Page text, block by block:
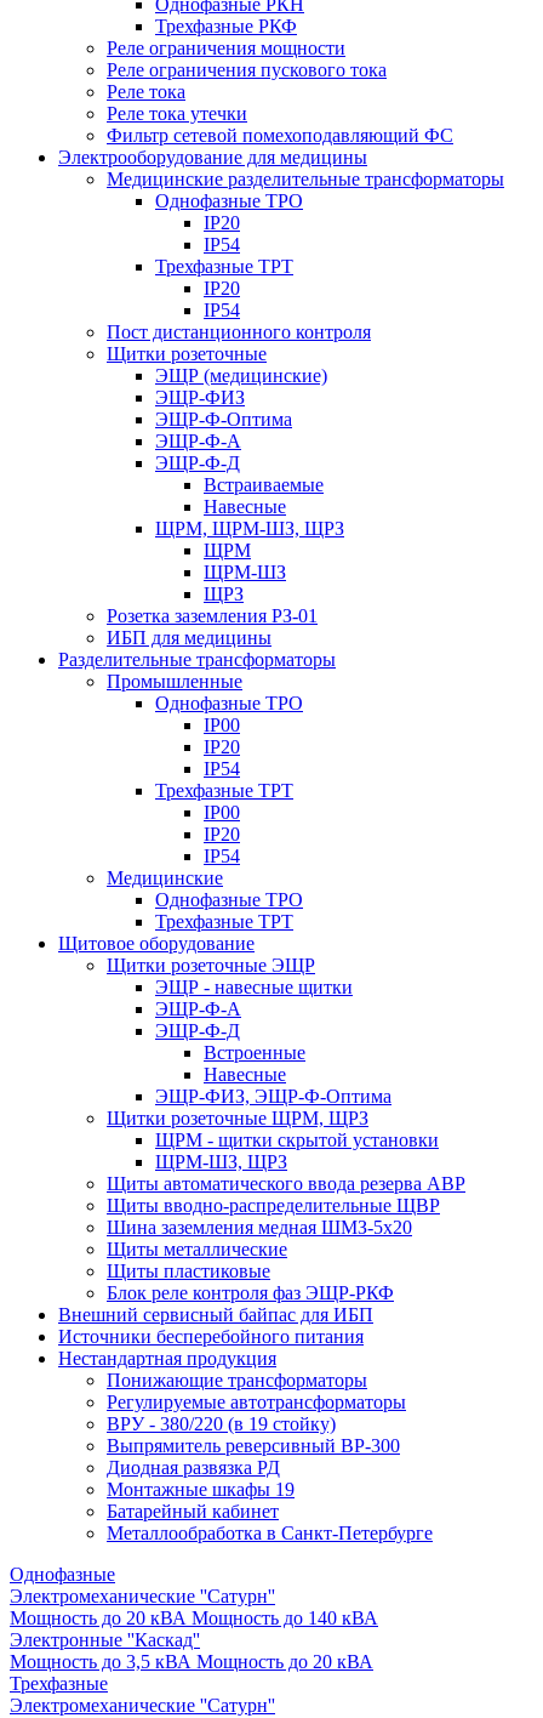
Однофазные РКН
Трехфазные РКФ
Реле ограничения мощности
Реле ограничения пускового тока
Реле тока
Реле тока утечки
Фильтр сетевой помехоподавляющий ФС
Электрооборудование для медицины
Медицинские разделительные трансформаторы
Однофазные ТРО
IP20
IP54
Трехфазные ТРТ
IP20
IP54
Пост дистанционного контроля
Щитки розеточные
ЭЩР (медицинские)
ЭЩР-ФИЗ
ЭЩР-Ф-Оптима
ЭЩР-Ф-А
ЭЩР-Ф-Д
Встраиваемые
Навесные
ЩРМ, ЩРМ-ШЗ, ЩРЗ
ЩРМ
ЩРМ-ШЗ
ЩРЗ
Розетка заземления РЗ-01
ИБП для медицины
Разделительные трансформаторы
Промышленные
Однофазные ТРО
IP00
IP20
IP54
Трехфазные ТРТ
IP00
IP20
IP54
Медицинские
Однофазные ТРО
Трехфазные ТРТ
Щитовое оборудование
Щитки розеточные ЭЩР
ЭЩР - навесные щитки
ЭЩР-Ф-А
ЭЩР-Ф-Д
Встроенные
Навесные
ЭЩР-ФИЗ, ЭЩР-Ф-Оптима
Щитки розеточные ЩРМ, ЩРЗ
ЩРМ - щитки скрытой установки
ЩРМ-ШЗ, ЩРЗ
Щиты автоматического ввода резерва АВР
Щиты вводно-распределительные ЩВР
Шина заземления медная ШМЗ-5х20
Щиты металлические
Щиты пластиковые
Блок реле контроля фаз ЭЩР-РКФ
Внешний сервисный байпас для ИБП
Источники бесперебойного питания
Нестандартная продукция
Понижающие трансформаторы
Регулируемые автотрансформаторы
ВРУ - 380/220 (в 19 стойку)
Выпрямитель реверсивный ВР-300
Диодная развязка РД
Монтажные шкафы 19
Батарейный кабинет
Металлообработка в Санкт-Петербурге
Однофазные
Электромеханические ''Сатурн''
Мощность до 20 кВА Мощность до 140 кВА
Электронные ''Каскад''
Мощность до 3,5 кВА Мощность до 20 кВА
Трехфазные
Электромеханические ''Сатурн''